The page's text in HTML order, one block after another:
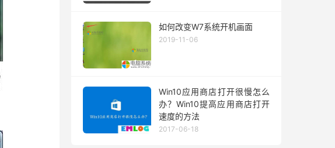
如何改变W7系统开机画面
2019-11-06
Win10应用商店打开很慢怎么
办？Win10提高应用商店打开
速度的方法
2017-06-18